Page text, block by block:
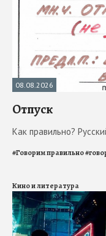
08.08.2026
Отпуск
Как правильно?
#Говорим правильно#
Кино и литература